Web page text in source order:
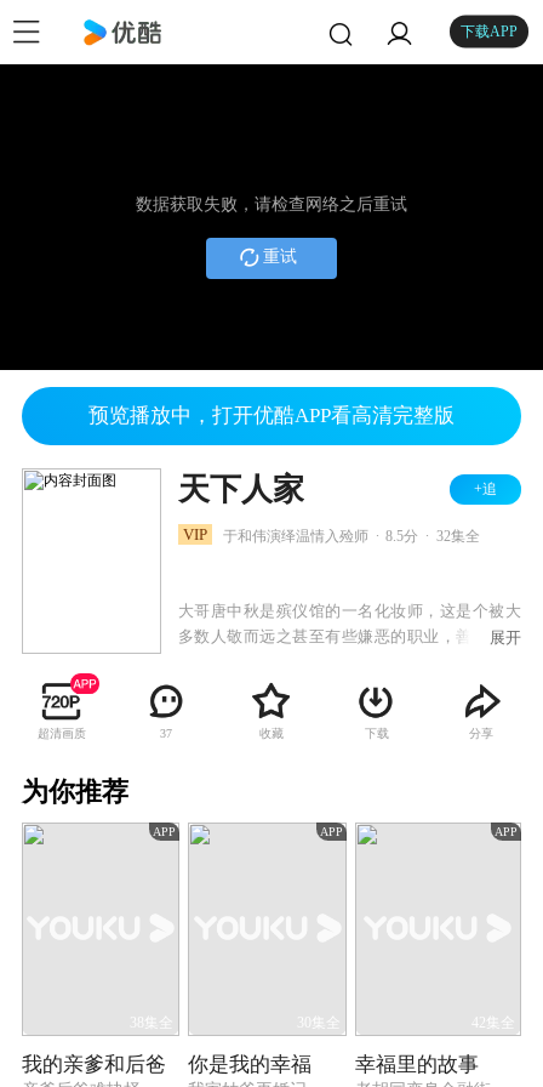
下载APP
数据获取失败，请检查网络之后重试
重试
预览播放中，打开优酷APP看高清完整版
天下人家 +追
VIP 于和伟演绎温情入殓师 8.5分 32集全
大哥唐中秋是殡仪馆的一名化妆师，这是个被大
多数人敬而远之甚至有些嫌恶的职业，善良的他
年前，失去父母的他带着两个年幼的弟弟和一个
捡来的妹妹，四处流浪寄人篱下。养父母家穷，
两个弟弟被迫送走从此失散，而妹妹寄养在以捡
他们相逢，而妹妹此时也大学毕业，正走向未知
展开
超清画质 37 收藏 下载 分享
为你推荐
APP
38集全
我的亲爹和后爸
APP
30集全
你是我的幸福
APP
42集全
幸福里的故事